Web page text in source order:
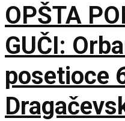
OPŠTA
GUČI:
posetioce